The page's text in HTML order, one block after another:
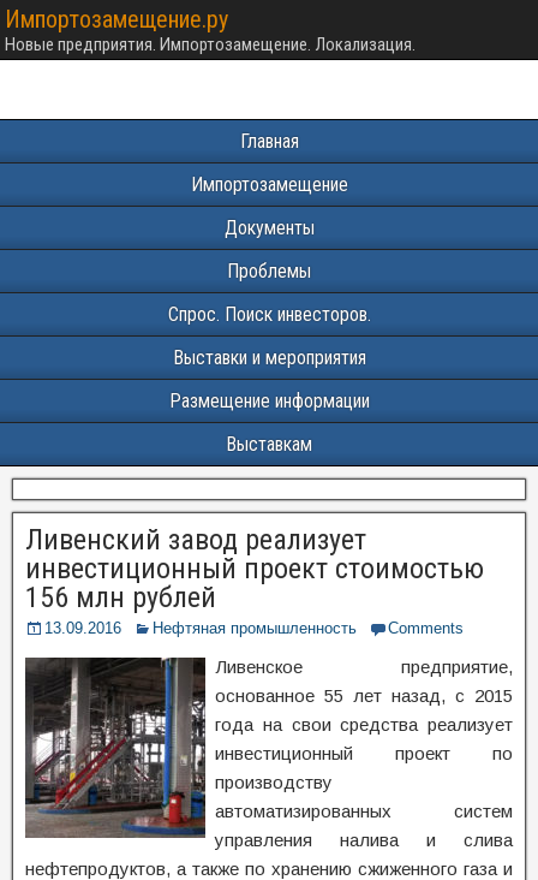
Импортозамещение.ру
Новые предприятия. Импортозамещение. Локализация.
Главная
Импортозамещение
Документы
Проблемы
Спрос. Поиск инвесторов.
Выставки и мероприятия
Размещение информации
Выставкам
Ливенский завод реализует
инвестиционный проект стоимостью
156 млн рублей
13.09.2016 Нефтяная промышленность Comments
Ливенское предприятие,
основанное 55 лет назад, с 2015
года на свои средства реализует
инвестиционный проект по
производству
автоматизированных систем
управления налива и слива
нефтепродуктов, а также по хранению сжиженного газа и